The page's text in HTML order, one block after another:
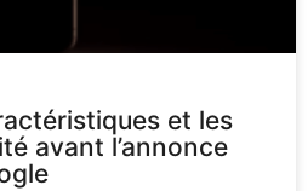
et les
avant l’annonce